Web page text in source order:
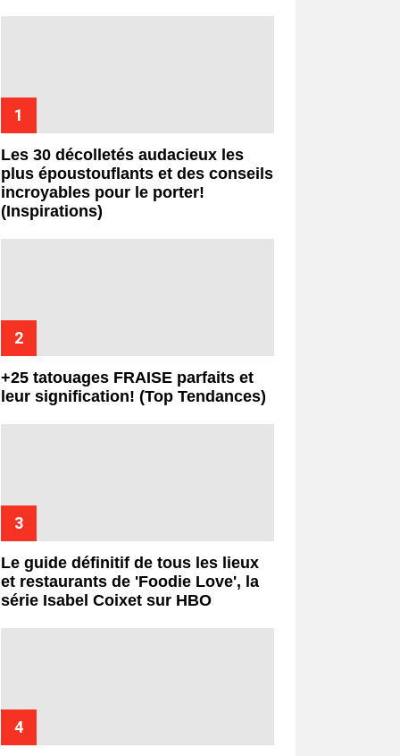
Les 30 décolletés audacieux les
plus époustouflants et des conseils
incroyables pour le porter!
(Inspirations)
+25 tatouages ​​FRAISE parfaits et
leur signification! (Top Tendances)
Le guide définitif de tous les lieux
et restaurants de 'Foodie Love', la
série Isabel Coixet sur HBO